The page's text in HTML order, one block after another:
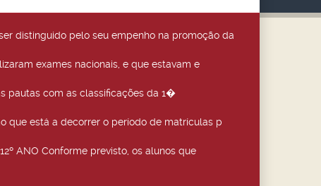
distinguido pelo seu empenho na promoção da
exames nacionais, e que estavam e
pautas com as classificações da 1�
que está a decorrer o período de matrículas p
ANO Conforme previsto, os alunos que